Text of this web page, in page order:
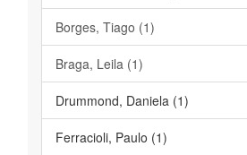
Borges, Tiago (1)
Braga, Leila (1)
Drummond, Daniela (1)
Ferracioli, Paulo (1)